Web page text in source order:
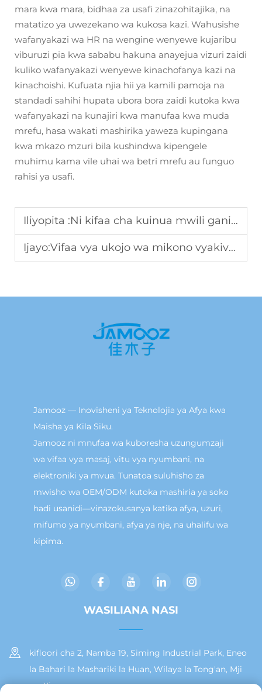
mara kwa mara, bidhaa za usafi zinazohitajika, na
matatizo ya uwezekano wa kukosa kazi. Wahusishe
wafanyakazi wa HR na wengine wenyewe kujaribu
viburuzi pia kwa sababu hakuna anayejua vizuri zaidi
kuliko wafanyakazi wenyewe kinachofanya kazi na
kinachoishi. Kufuata njia hii ya kamili pamoja na
standadi sahihi hupata ubora bora zaidi kutoka kwa
wafanyakazi na kunajiri kwa manufaa kwa muda
mrefu, hasa wakati mashirika yaweza kupingana
kwa mkazo mzuri bila kushindwa kipengele
muhimu kama vile uhai wa betri mrefu au funguo
rahisi ya usafi.
Iliyopita :Ni kifaa cha kuinua mwili gani kinachofikia vyanzo vya usalama wa vifaa vya biashara?
Ijayo:Vifaa vya ukojo wa mikono vyakivutia jinsi gani afya ya mahali pa kazi?
Jamooz — Inovisheni ya Teknolojia ya Afya kwa
Maisha ya Kila Siku.
Jamooz ni mnufaa wa kuboresha uzungumzaji
wa vifaa vya masaj, vitu vya nyumbani, na
elektroniki ya mvua. Tunatoa suluhisho za
mwisho wa OEM/ODM kutoka mashiria ya soko
hadi usanidi—vinazokusanya katika afya, uzuri,
mifumo ya nyumbani, afya ya nje, na uhalifu wa
kipima.
WASILIANA NASI
kifloori cha 2, Namba 19, Siming Industrial Park, Eneo
la Bahari la Mashariki la Huan, Wilaya la Tong'an, Mji
wa Xiamen